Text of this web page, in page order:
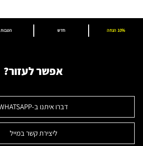
הטבות חדש 10% הנחה
אפשר לעזור?
דברו איתנו ב-WHATSAPP
ליצירת קשר במייל